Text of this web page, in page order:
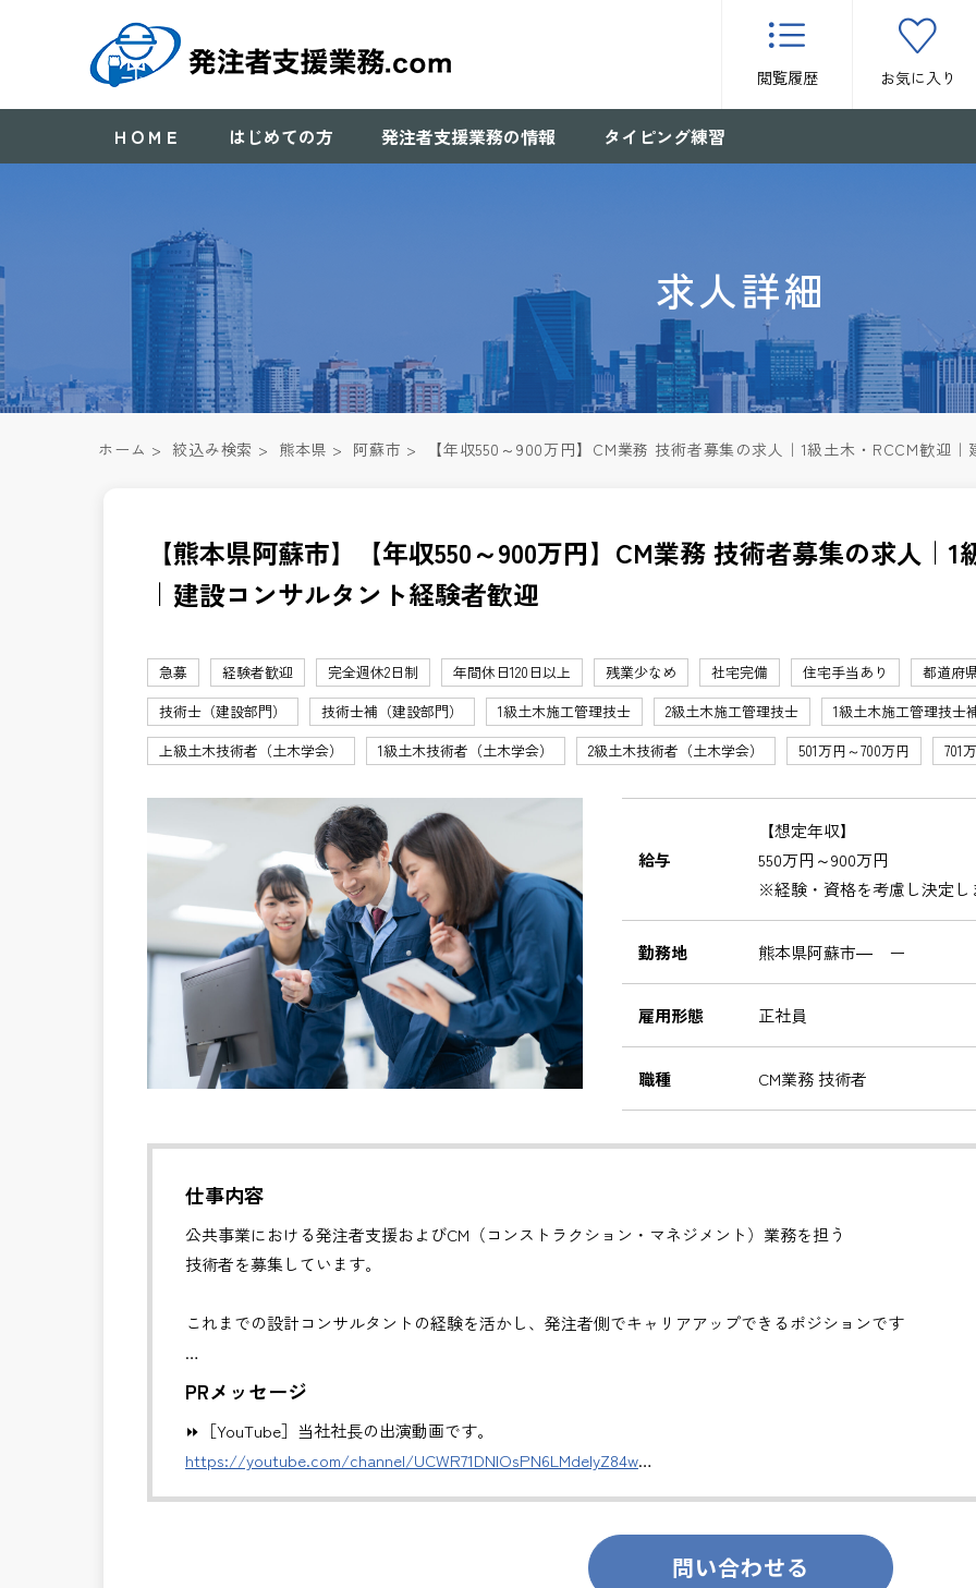
閲覧履歴 お気に入り
ＨＯＭＥ はじめての方 発注者支援業務の情報 タイピング練習
求人詳細
ホーム > 絞込み検索 > 熊本県 > 阿蘇市 > 【年収550～900万円】CM業務 技術者募集の求人｜1級土木・RCCM歓迎
【熊本県阿蘇市】【年収550～900万円】CM業務 技術者募集の求人｜1
｜建設コンサルタント経験者歓迎
急募 経験者歓迎 完全週休2日制 年間休日120日以上 残業少なめ 社宅完備 住宅手当あり
都道府
技術士（建設部門）
技術士補（建設部門） 1級土木施工管理技士 2級土木施工管理技士
1級土木施工管理技士
上級土木技術者（土木学会）
1級土木技術者（土木学会） 2級土木技術者（土木学会） 501万円～700万円 701
給与
【想定年収】
550万円～900万円
※経験・資格を考慮し決定し
勤務地 熊本県阿蘇市― ー
雇用形態 正社員
職種 CM業務 技術者
仕事内容
公共事業における発注者支援およびCM（コンストラクション・マネジメント）業務を担う
技術者を募集しています。
これまでの設計コンサルタントの経験を活かし、発注者側でキャリアアップできるポジションです
✅CM業務（コンストラクション・マネジメント）
・工事費・工程・品質・安全の総合管理
・施工計画および設計変更内容の確認
・施工者との技術的調整・指導
PRメッセージ
⏩［YouTube］当社社長の出演動画です。
https://youtube.com/channel/UCWR71DNlOsPN6LMdeIyZ84w
問い合わせる